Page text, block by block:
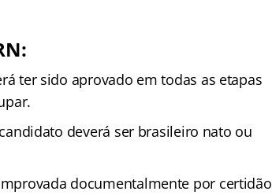
ter sido aprovado em todas as etapas
deverá ser brasileiro nato ou
documentalmente por certidão